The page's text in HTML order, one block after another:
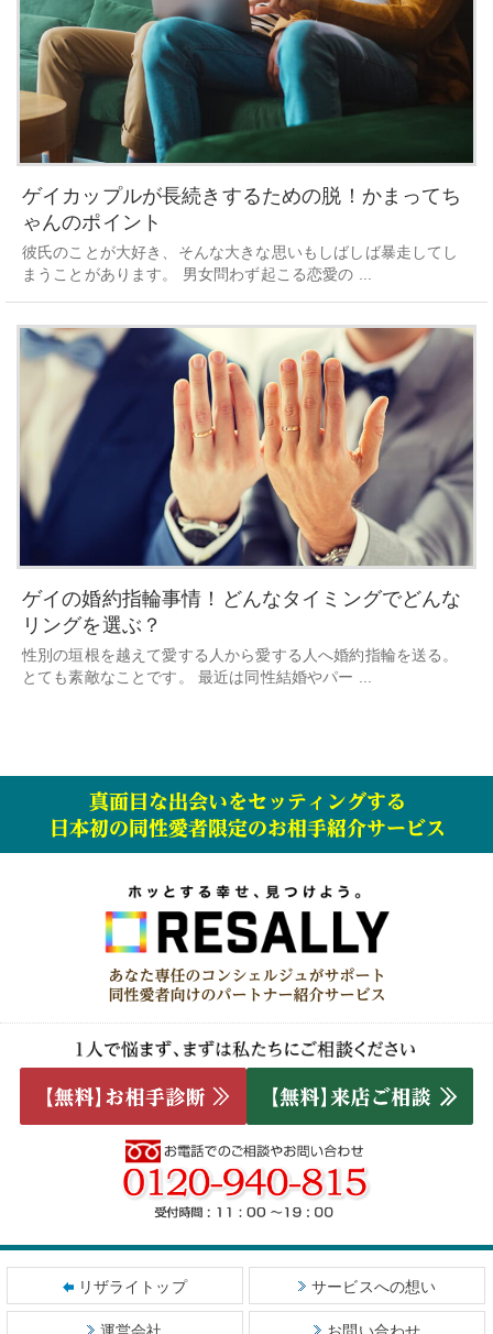
ゲイカップルが長続きするための脱！かまってち
ゃんのポイント
彼氏のことが大好き、そんな大きな思いもしばしば暴走してし
まうことがあります。 男女問わず起こる恋愛の ...
ゲイの婚約指輪事情！どんなタイミングでどんな
リングを選ぶ？
性別の垣根を越えて愛する人から愛する人へ婚約指輪を送る。
とても素敵なことです。 最近は同性結婚やパー ...
リザライトップ サービスへの想い